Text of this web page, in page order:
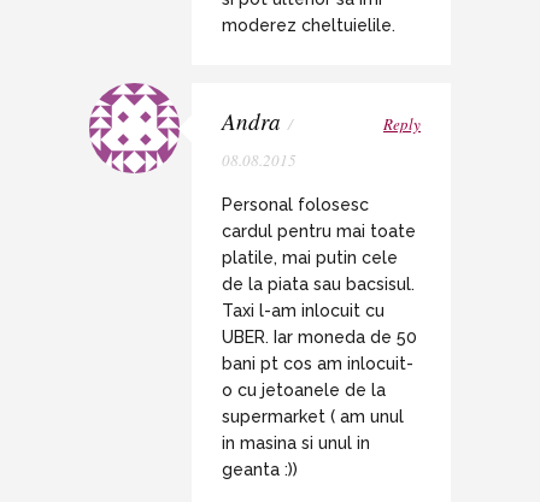
moderez cheltuielile.
Andra /
08.08.2015
Reply
Personal folosesc
cardul pentru mai toate
platile, mai putin cele
de la piata sau bacsisul.
Taxi l-am inlocuit cu
UBER. Iar moneda de 50
bani pt cos am inlocuit-
o cu jetoanele de la
supermarket ( am unul
in masina si unul in
geanta :))